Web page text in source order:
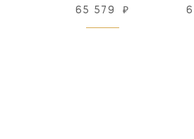
65 579 ₽